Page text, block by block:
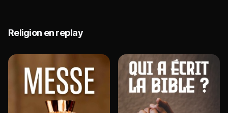
Religion en replay